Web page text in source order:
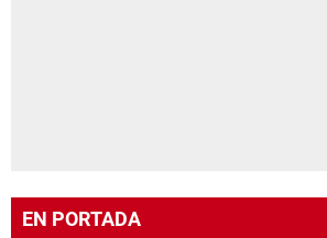
EN PORTADA